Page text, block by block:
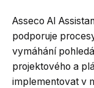
Asseco AI
podporuje
vymáhání
projektového a
implementovat v